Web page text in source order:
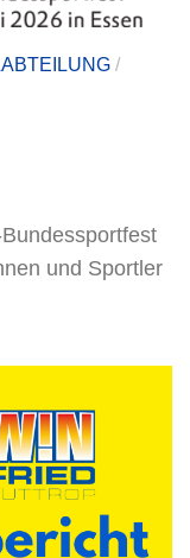
/
und Sportler